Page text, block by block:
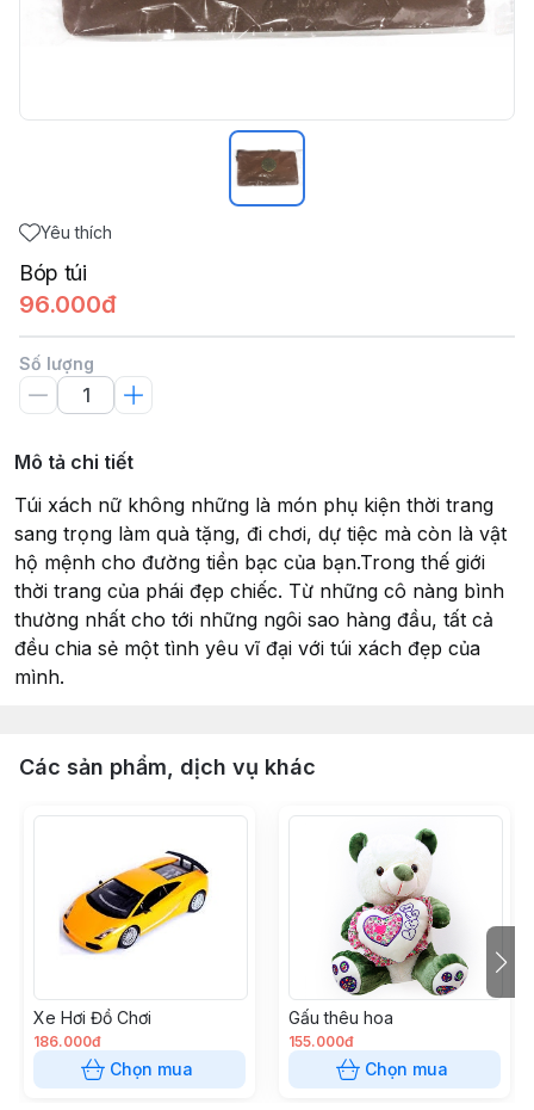
Yêu thích
Bóp túi
96.000đ
Số lượng
Mô tả chi tiết
Túi xách nữ không những là món phụ kiện thời trang
sang trọng làm quà tặng, đi chơi, dự tiệc mà còn là vật
hộ mệnh cho đường tiền bạc của bạn.Trong thế giới
thời trang của phái đẹp chiếc. Từ những cô nàng bình
thường nhất cho tới những ngôi sao hàng đầu, tất cả
đều chia sẻ một tình yêu vĩ đại với túi xách đẹp của
mình.
Các sản phẩm, dịch vụ khác
Xe Hơi Đồ Chơi
186.000đ
Chọn mua
Gấu thêu hoa
155.000đ
Chọn mua